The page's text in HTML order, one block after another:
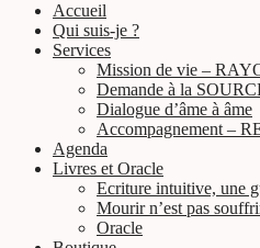
Accueil
Qui suis-je ?
Services
Mission de vie –
Demande à la
Dialogue d’âme à âme
Accompagnement –
Agenda
Livres et Oracle
Ecriture intuitive, une
Mourir n’est pas
Oracle